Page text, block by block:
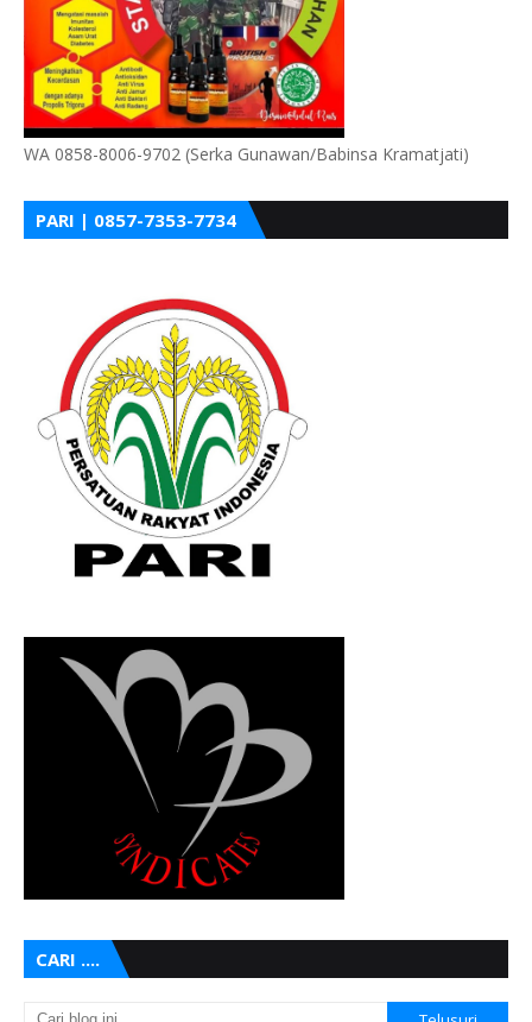
WA 0858-8006-9702 (Serka Gunawan/Babinsa Kramatjati)
PARI | 0857-7353-7734
CARI ....